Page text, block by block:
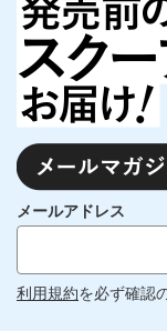
メールアドレス
利用規約を必ず確認